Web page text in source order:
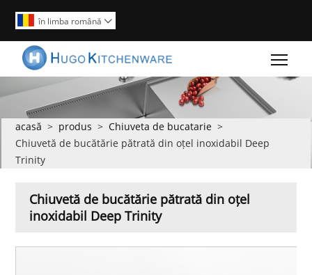
în limba română 
acasă > produs > Chiuveta de bucatarie >
Chiuvetă de bucătărie pătrată din oțel inoxidabil Deep
Trinity
Chiuvetă de bucătărie pătrată din oțel
inoxidabil Deep Trinity